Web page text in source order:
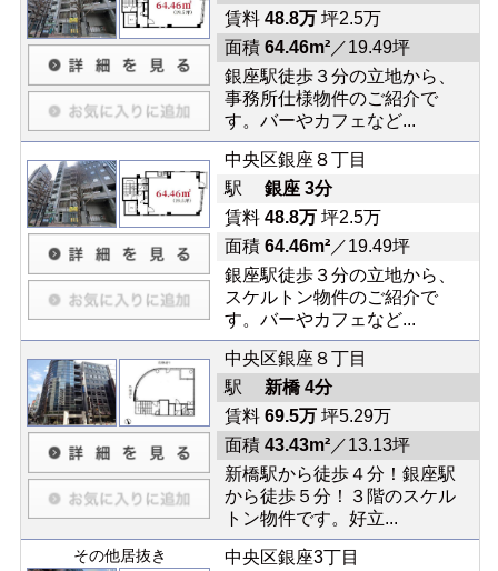
賃料 48.8万坪2.5万
面積 64.46m²／19.49坪
銀座駅徒歩３分の立地から、
事務所仕様物件のご紹介で
す。バーやカフェなど...
中央区銀座８丁目
駅 銀座 3分
賃料 48.8万坪2.5万
面積 64.46m²／19.49坪
銀座駅徒歩３分の立地から、
スケルトン物件のご紹介で
す。バーやカフェなど...
中央区銀座８丁目
駅 新橋 4分
賃料 69.5万坪5.29万
面積 43.43m²／13.13坪
新橋駅から徒歩４分！銀座駅
から徒歩５分！３階のスケル
トン物件です。好立...
その他居抜き
中央区銀座3丁目